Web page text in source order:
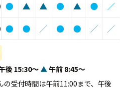
● ▲ ▲ ● ▲ ●
／
● ● ／ ● ● ／ ／
後 15:30～▲ 午前 8:45～
受付時間は午前11:00まで、午後